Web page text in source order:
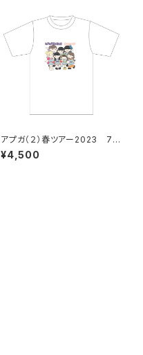
アプガ（２）春ツアー2023 7人
集合！島崎イラストTシャツ
¥4,500